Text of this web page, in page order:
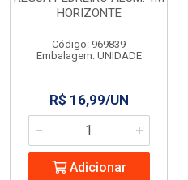
HORIZONTE
Código: 969839
Embalagem: UNIDADE
R$ 16,99/UN
Adicionar